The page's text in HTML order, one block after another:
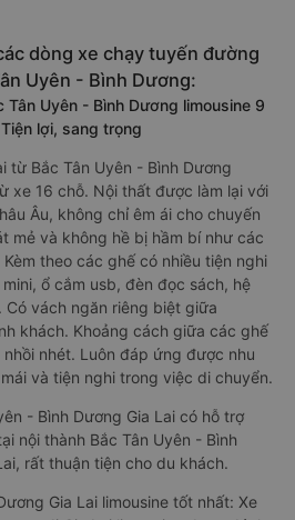
dòng xe chạy tuyến đường
Uyên - Bình Dương:
Tân Uyên - Bình Dương limousine 9
lợi, sang trọng
từ Bắc Tân Uyên - Bình Dương
xe 16 chỗ. Nội thất được làm lại với
Âu, không chỉ êm ái cho chuyến
mẻ và không hề bị hầm bí như các
theo các ghế có nhiều tiện nghi
ổ cắm usb, đèn đọc sách, hệ
vách ngăn riêng biệt giữa
khách. Khoảng cách giữa các ghế
nhét. Luôn đáp ứng được nhu
và tiện nghi trong việc di chuyển.
- Bình Dương Gia Lai có hỗ trợ
nội thành Bắc Tân Uyên - Bình
rất thuận tiện cho du khách.
Gia Lai limousine tốt nhất: Xe